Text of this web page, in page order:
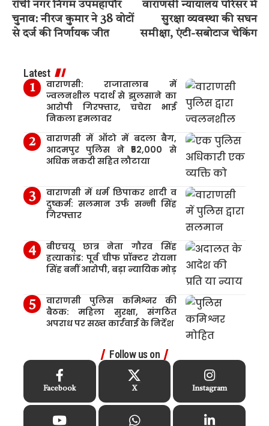
रांची नगर निगम उपमहापौर
चुनाव: नीरज कुमार ने 38 वोटों
से दर्ज की निर्णायक जीत
वाराणसी न्यायालय परिसर में
सुरक्षा व्यवस्था की सघन
समीक्षा, एंटी-सबोटाज चेकिंग
Latest
वाराणसी: राजातालाब में
ज्वलनशील पदार्थ से झुलसाने का
आरोपी गिरफ्तार, चचेरा भाई
निकला हमलावर
वाराणसी में ऑटो में बदला बैग,
आदमपुर पुलिस ने ₹52,000 से
अधिक नकदी सहित लौटाया
वाराणसी में धर्म छिपाकर शादी व
दुष्कर्म: सलमान उर्फ सन्नी सिंह
गिरफ्तार
बीएचयू छात्र नेता गौरव सिंह
हत्याकांड: पूर्व चीफ प्रॉक्टर रोयना
सिंह बनीं आरोपी, बड़ा न्यायिक मोड़
वाराणसी पुलिस कमिश्नर की
बैठक: महिला सुरक्षा, संगठित
अपराध पर सख्त कार्रवाई के निर्देश
Follow us on
Facebook X Instagram